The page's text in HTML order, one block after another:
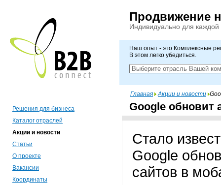
Продвижение
Индивидуально для
Наш опыт - это Комплексные
В этом легко убедиться.
Главная Акции и новости
Решения для бизнеса
Каталог отраслей
Акции и новости
Статьи
О проекте
Вакансии
Координаты
Google обновит
Стало
Google
сайтов в